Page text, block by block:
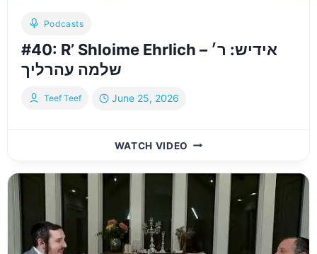
Podcasts
#40: R’ Shloime Ehrlich – אידיש: ר׳
שלמה עהרליך
Teef Teef June 25, 2026
WATCH VIDEO #40:
SHLOIME
EHRLICH
אידיש:
ר׳
שלמה